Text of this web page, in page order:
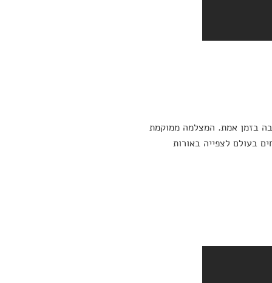
בה בזמן אמת. המצלמה ממוקמת
בעולם לצפייה באורות